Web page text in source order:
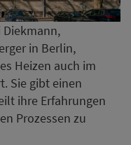
in Berlin,
Heizen auch im
Sie gibt einen
ihre Erfahrungen
Prozessen zu